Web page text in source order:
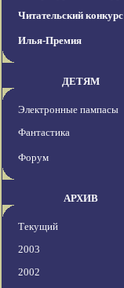
Читательский конкурс
Илья-Премия
ДЕТЯМ
Электронные пампасы
Фантастика
Форум
АРХИВ
Текущий
2003
2002